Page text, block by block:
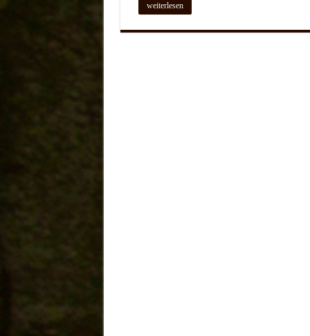
weiterlesen